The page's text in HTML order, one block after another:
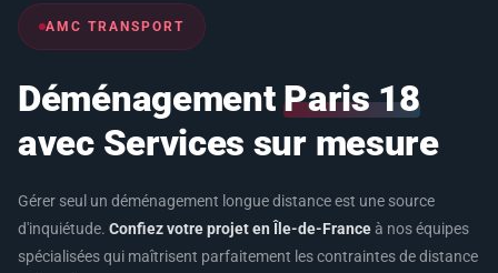
AMC TRANSPORT
DéménagementParis 18
avec Services sur mesure
Gérer seul un déménagement longue distance est une source
d'inquiétude. Confiez votre projet en Île-de-Franceà nos équipes
spécialisées qui maîtrisent parfaitement les contraintes de distance